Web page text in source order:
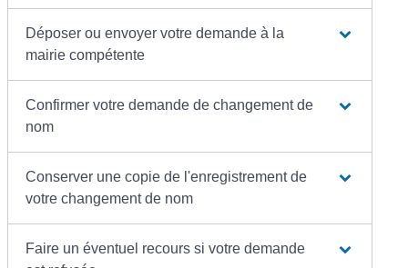
Déposer ou envoyer votre demande à la
mairie compétente
Confirmer votre demande de changement de
nom
Conserver une copie de l'enregistrement de
votre changement de nom
Faire un éventuel recours si votre demande